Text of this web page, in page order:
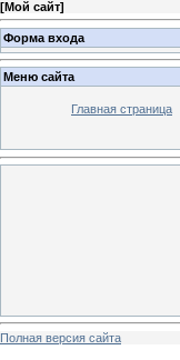
[Мой сайт]
Форма входа
Меню сайта
Главная страница
Полная версия сайта